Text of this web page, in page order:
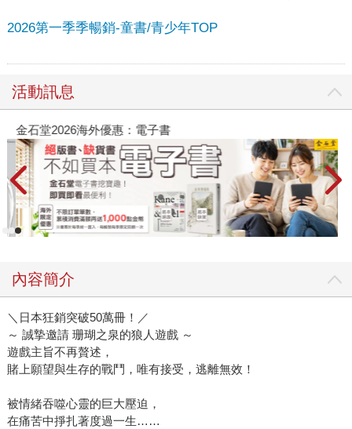
2026第一季季暢銷-童書/青少年TOP
活動訊息
金石堂2026海外優惠：電子書
內容簡介
＼日本狂銷突破50萬冊！／
～ 誠摯邀請 珊瑚之泉的狼人遊戲 ～
遊戲主旨不再贅述，
賭上願望與生存的戰鬥，唯有接受，逃離無效！
被情緒吞噬心靈的巨大壓迫，
在痛苦中掙扎著度過一生……